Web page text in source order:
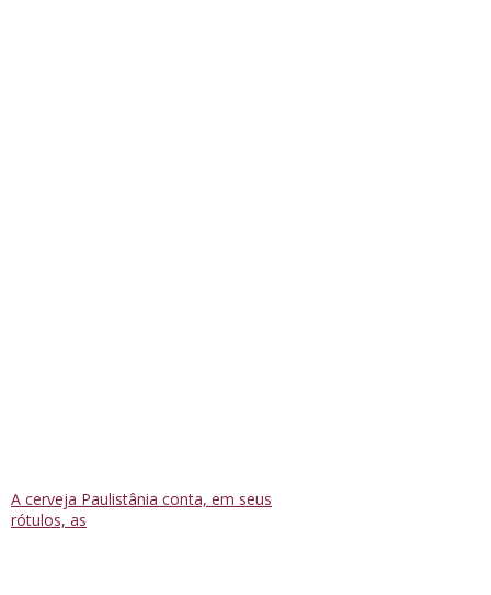
A cerveja Paulistânia conta, em seus
rótulos, as